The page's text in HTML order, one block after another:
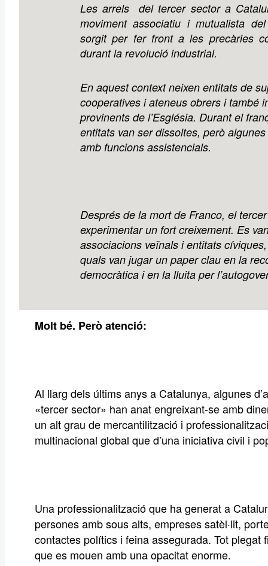
Les arrels del tercer sector a
moviment associatiu i mutualista
sorgit per fer front a les precàries
durant la revolució industrial.
En aquest context neixen entitats de
cooperatives i ateneus obrers i també
provinents de l’Església. Durant el
entitats van ser dissoltes, però
amb funcions assistencials.
Després de la mort de Franco, el
experimentar un fort creixement. Es
associacions veïnals i entitats
quals van jugar un paper clau en la
democràtica i en la lluita per
Molt bé. Però atenció:
Al llarg dels últims anys a Catalunya, algunes
«tercer sector» han anat engreixant-se amb
un alt grau de mercantilització i
multinacional global que d’una iniciativa civil i
Una professionalització que ha generat a
persones amb sous alts, empreses satèl·lit,
contactes polítics i feina assegurada. Tot plegat
que es mouen amb una opacitat enorme.